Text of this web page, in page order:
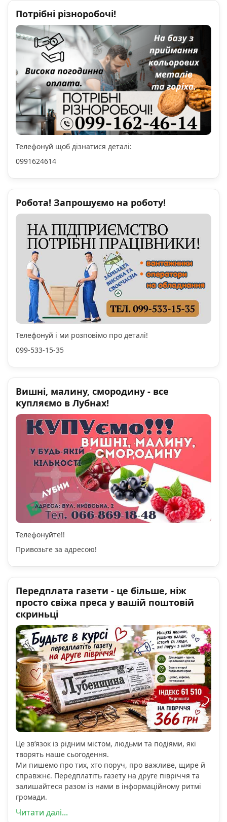
Потрібні різноробочі!
Телефонуй щоб дізнатися деталі:
0991624614
Робота! Запрошуємо на роботу!
Телефонуй і ми розповімо про деталі!
099-533-15-35
Вишні, малину, смородину - все
купляємо в Лубнах!
Телефонуйте!!
Привозьте за адресою!
Передплата газети - це більше, ніж
просто свіжа преса у вашій поштовій
скриньці
Це зв’язок із рідним містом, людьми та подіями, які
творять наше сьогодення.
Ми пишемо про тих, хто поруч, про важливе, щире й
справжнє. Передплатіть газету на друге півріччя та
залишайтеся разом із нами в інформаційному ритмі
громади.
Читати далі...